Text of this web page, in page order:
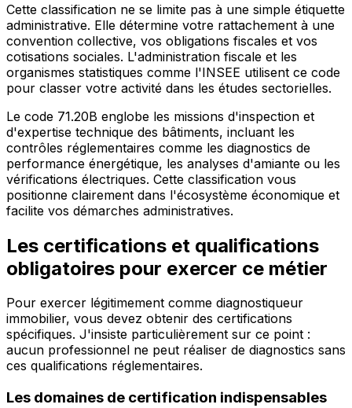
Cette classification ne se limite pas à une simple étiquette
administrative. Elle détermine votre rattachement à une
convention collective, vos obligations fiscales et vos
cotisations sociales. L'administration fiscale et les
organismes statistiques comme l'INSEE utilisent ce code
pour classer votre activité dans les études sectorielles.
Le code 71.20B englobe les missions d'inspection et
d'expertise technique des bâtiments, incluant les
contrôles réglementaires comme les diagnostics de
performance énergétique, les analyses d'amiante ou les
vérifications électriques. Cette classification vous
positionne clairement dans l'écosystème économique et
facilite vos démarches administratives.
Les certifications et qualifications
obligatoires pour exercer ce métier
Pour exercer légitimement comme diagnostiqueur
immobilier, vous devez obtenir des certifications
spécifiques. J'insiste particulièrement sur ce point :
aucun professionnel ne peut réaliser de diagnostics sans
ces qualifications réglementaires.
Les domaines de certification indispensables